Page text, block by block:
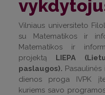
Vilniaus universiteto
su Matematikos ir
Matematikos ir
projektą LIEPA
paslaugos).
dienos proga IVPK
kuriems savo